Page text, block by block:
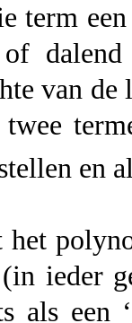
term
of
van
en
(in ieder
als een